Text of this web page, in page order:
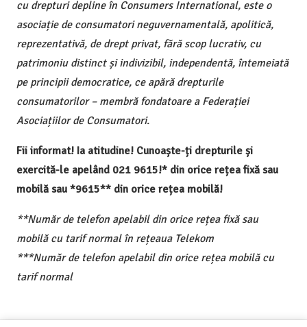
cu drepturi depline în Consumers International, este o
asociație de consumatori neguvernamentală, apolitică,
reprezentativă, de drept privat, fără scop lucrativ, cu
patrimoniu distinct și indivizibil, independentă, întemeiată
pe principii democratice, ce apără drepturile
consumatorilor – membră fondatoare a Federației
Asociațiilor de Consumatori.
Fii informat! Ia atitudine! Cunoaște-ți drepturile și
exercită-le apelând 021 9615!* din orice rețea fixă sau
mobilă sau *9615** din orice rețea mobilă!
**Număr de telefon apelabil din orice rețea fixă sau
mobilă cu tarif normal în rețeaua Telekom
***Număr de telefon apelabil din orice rețea mobilă cu
tarif normal